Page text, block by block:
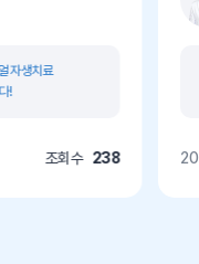
자생치료
!
조회수 238